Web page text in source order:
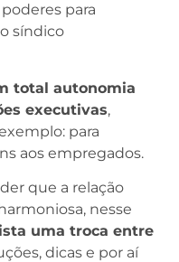
para
síndico
total autonomia
executivas,
para
aos empregados.
que a relação
nesse
uma troca entre
dicas e por aí